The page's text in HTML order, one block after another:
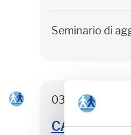
Seminario di
03/09/26 -
CASTEL